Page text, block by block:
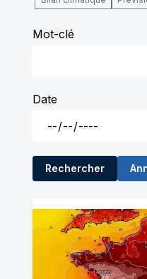
Mot-clé
Date
Rechercher